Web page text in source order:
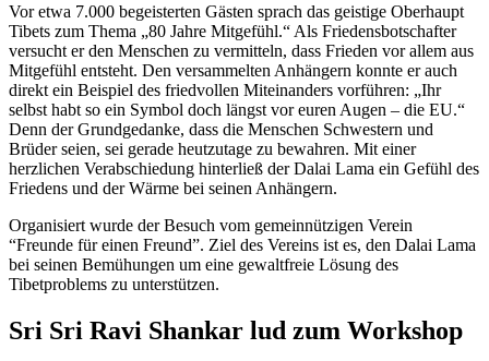
Vor etwa 7.000 begeisterten Gästen sprach das geistige Oberhaupt
Tibets zum Thema „80 Jahre Mitgefühl.“ Als Friedensbotschafter
versucht er den Menschen zu vermitteln, dass Frieden vor allem aus
Mitgefühl entsteht. Den versammelten Anhängern konnte er auch
direkt ein Beispiel des friedvollen Miteinanders vorführen: „Ihr
selbst habt so ein Symbol doch längst vor euren Augen – die EU.“
Denn der Grundgedanke, dass die Menschen Schwestern und
Brüder seien, sei gerade heutzutage zu bewahren. Mit einer
herzlichen Verabschiedung hinterließ der Dalai Lama ein Gefühl des
Friedens und der Wärme bei seinen Anhängern.
Organisiert wurde der Besuch vom gemeinnützigen Verein
“Freunde für einen Freund”. Ziel des Vereins ist es, den Dalai Lama
bei seinen Bemühungen um eine gewaltfreie Lösung des
Tibetproblems zu unterstützen.
Sri Sri Ravi Shankar lud zum Workshop